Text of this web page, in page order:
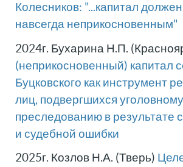
Колесников: "...капитал
навсегда неприкосновенным"
2024г. Бухарина Н.П.
(неприкосновенный) капитал
Буцковского как инструмент
лиц, подвергшихся уголовному
преследованию в результате
и судебной ошибки
2025г. Козлов Н.А. (Тверь)